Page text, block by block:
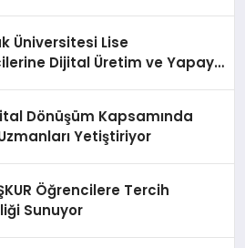
Üniversitesi Lise
Dijital Üretim ve Yapay
Dönüşüm Kapsamında
Yetiştiriyor
Öğrencilere Tercih
Sunuyor